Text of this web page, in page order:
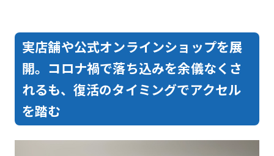
実店舗や公式オンラインショップを展
開。コロナ禍で落ち込みを余儀なくさ
れるも、復活のタイミングでアクセル
を踏む